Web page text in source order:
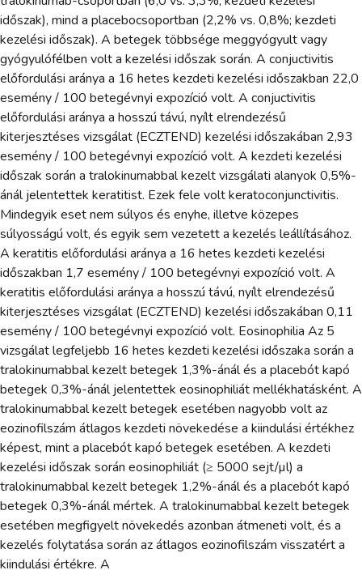
időszak), mind a placebocsoportban (2,2% vs. 0,8%; kezdeti
kezelési időszak). A betegek többsége meggyógyult vagy
gyógyulófélben volt a kezelési időszak során. A conjuctivitis
előfordulási aránya a 16 hetes kezdeti kezelési időszakban 22,0
esemény / 100 betegévnyi expozíció volt. A conjuctivitis
előfordulási aránya a hosszú távú, nyílt elrendezésű
kiterjesztéses vizsgálat (ECZTEND) kezelési időszakában 2,93
esemény / 100 betegévnyi expozíció volt. A kezdeti kezelési
időszak során a tralokinumabbal kezelt vizsgálati alanyok 0,5%-
ánál jelentettek keratitist. Ezek fele volt keratoconjunctivitis.
Mindegyik eset nem súlyos és enyhe, illetve közepes
súlyosságú volt, és egyik sem vezetett a kezelés leállításához.
A keratitis előfordulási aránya a 16 hetes kezdeti kezelési
időszakban 1,7 esemény / 100 betegévnyi expozíció volt. A
keratitis előfordulási aránya a hosszú távú, nyílt elrendezésű
kiterjesztéses vizsgálat (ECZTEND) kezelési időszakában 0,11
esemény / 100 betegévnyi expozíció volt. Eosinophilia Az 5
vizsgálat legfeljebb 16 hetes kezdeti kezelési időszaka során a
tralokinumabbal kezelt betegek 1,3%-ánál és a placebót kapó
betegek 0,3%-ánál jelentettek eosinophiliát mellékhatásként. A
tralokinumabbal kezelt betegek esetében nagyobb volt az
eozinofilszám átlagos kezdeti növekedése a kiindulási értékhez
képest, mint a placebót kapó betegek esetében. A kezdeti
kezelési időszak során eosinophiliát (≥ 5000 sejt/µl) a
tralokinumabbal kezelt betegek 1,2%-ánál és a placebót kapó
betegek 0,3%-ánál mértek. A tralokinumabbal kezelt betegek
esetében megfigyelt növekedés azonban átmeneti volt, és a
kezelés folytatása során az átlagos eozinofilszám visszatért a
kiindulási értékre. A